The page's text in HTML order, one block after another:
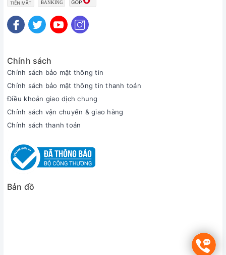
Chính sách
Chính sách bảo mật thông tin
Chính sách bảo mật thông tin thanh toán
Điều khoản giao dịch chung
Chính sách vận chuyển & giao hàng
Chính sách thanh toán
Bản đồ